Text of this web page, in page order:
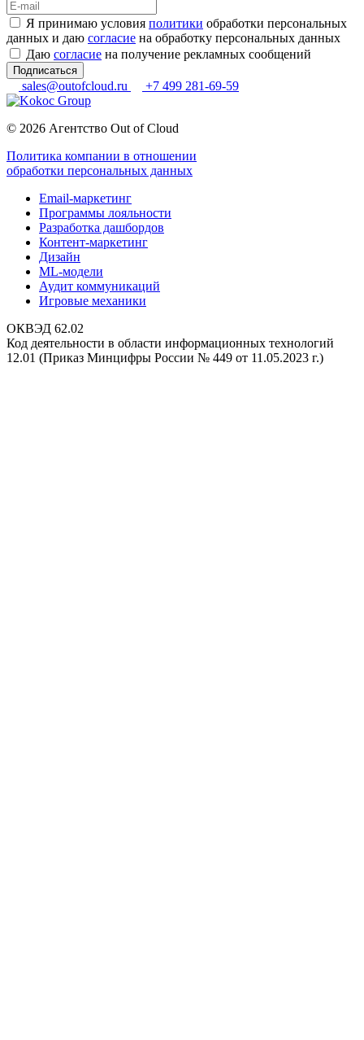
Я принимаю условия политики обработки персональных
данных и даю согласие на обработку персональных данных
Даю согласие на получение рекламных сообщений
Подписаться
sales@outofcloud.ru +7 499 281-69-59
© 2026 Агентство Out of Cloud
Политика компании в отношении
обработки персональных данных
Email-маркетинг
Программы лояльности
Разработка дашбордов
Контент-маркетинг
Дизайн
ML-модели
Аудит коммуникаций
Игровые механики
ОКВЭД 62.02
Код деятельности в области информационных технологий
12.01 (Приказ Минцифры России № 449 от 11.05.2023 г.)